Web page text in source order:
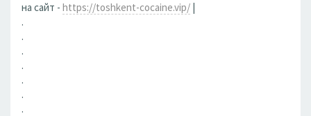
на сайт - https://toshkent-cocaine.vip/ |
.
.
.
.
.
.
.